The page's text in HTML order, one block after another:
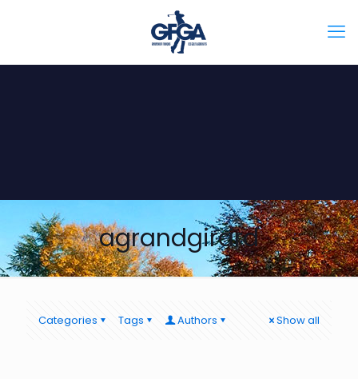
agrandgirard
Categories Tags Authors Show all